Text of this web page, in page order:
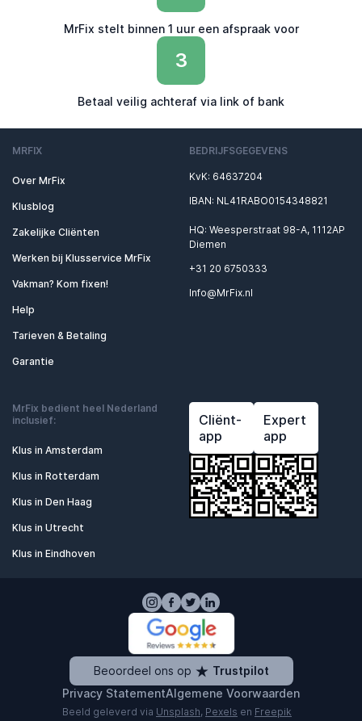
MrFix stelt binnen 1 uur een afspraak voor
3
Betaal veilig achteraf via link of bank
MRFIX
Over MrFix
Klusblog
Zakelijke Cliënten
Werken bij Klusservice MrFix
Vakman? Kom fixen!
Help
Tarieven & Betaling
Garantie
BEDRIJFSGEGEVENS
KvK: 64637204
IBAN: NL41RABO0154348821
HQ: Weesperstraat 98-A, 1112AP
Diemen
+31 20 6750333
Info@MrFix.nl
MrFix bedient heel Nederland
inclusief:
Klus in Amsterdam
Klus in Rotterdam
Klus in Den Haag
Klus in Utrecht
Klus in Eindhoven
Cliënt-
app
Expert
app
Privacy StatementAlgemene Voorwaarden
Beeld geleverd via Unsplash, Pexels en Freepik
Beoordeel ons op Trustpilot